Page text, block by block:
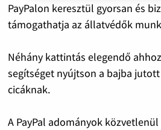
PayPalon keresztül gyorsan és
támogathatja az állatvédők
Néhány kattintás elegendő
segítséget nyújtson a bajba
cicáknak.
A PayPal adományok